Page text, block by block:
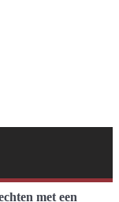
met een